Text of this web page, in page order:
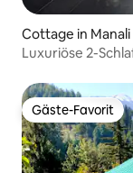
Cottage in Manali
Luxuriöse 2-
Gäste-Favorit
Gäste-Favorit